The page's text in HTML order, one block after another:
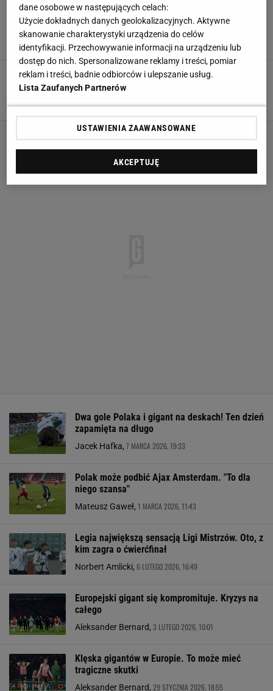
Legia ściągnie wielki talent? Papszun szuka
nowej opcji
Dawid Franek, 11 MARCA 2026, 13:32
Polski napastnik wyrzucił trenera Ajaksu.
Koszmar trwa już ponad 3 lata
Jacek Hafka,9 MARCA 2026, 08:07
Dwa gole Polaka i gigant na deskach! Ten dzień
zapamięta na długo
Jacek Hafka, 7 MARCA 2026, 19:33
Polak może podbić Ajax Amsterdam. "To dla
niego szansa"
Mateusz Gaweł, 1 MARCA 2026, 11:43
Legia największą sensacją Ligi Mistrzów. Oto, z
kim zagra o ćwierćfinał
Norbert Amlicki, 6 LUTEGO 2026, 16:49
Europejski gigant się kompromituje. Kryzys na
całego
Aleksander Bernard, 3 LUTEGO 2026, 10:01
Klęska gigantów w Europie. To może mieć
tragiczne skutki
Aleksander Bernard, 29 STYCZNIA 2026, 18:55
dane osobowe w następujących celach:
Użycie dokładnych danych geolokalizacyjnych. Aktywne
skanowanie charakterystyki urządzenia do celów
identyfikacji. Przechowywanie informacji na urządzeniu lub
dostęp do nich. Spersonalizowane reklamy i treści, pomiar
reklam i treści, badnie odbiorców i ulepszanie usług.
Lista Zaufanych Partnerów
USTAWIENIA ZAAWANSOWANE
AKCEPTUJĘ